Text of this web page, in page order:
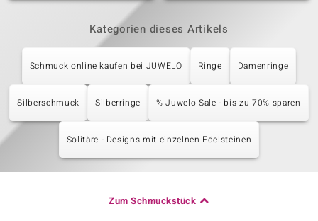
Kategorien dieses Artikels
Schmuck online kaufen bei JUWELO Ringe Damenringe
Silberschmuck Silberringe % Juwelo Sale - bis zu 70% sparen
Solitäre - Designs mit einzelnen Edelsteinen
Zum Schmuckstück